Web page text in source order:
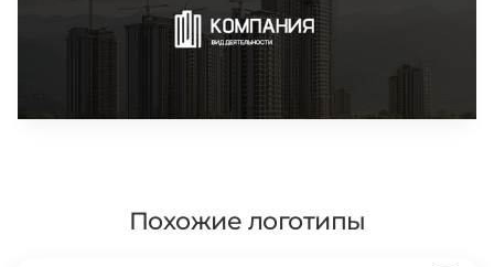
Похожие логотипы